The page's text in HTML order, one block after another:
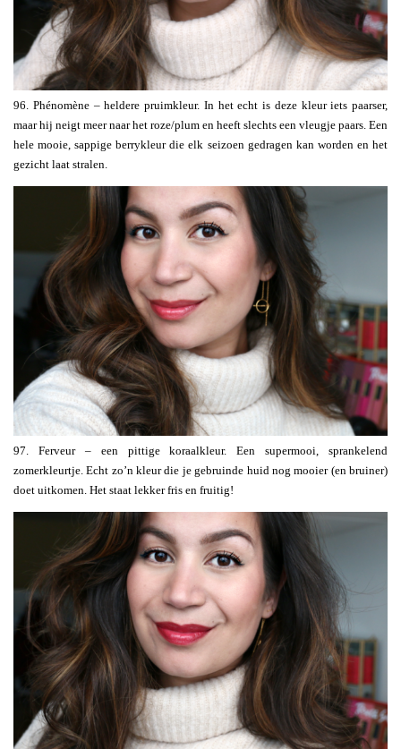
96. Phénomène – heldere pruimkleur. In het echt is deze kleur iets paarser,
maar hij neigt meer naar het roze/plum en heeft slechts een vleugje paars. Een
hele mooie, sappige berrykleur die elk seizoen gedragen kan worden en het
gezicht laat stralen.
97. Ferveur – een pittige koraalkleur. Een supermooi, sprankelend
zomerkleurtje. Echt zo’n kleur die je gebruinde huid nog mooier (en bruiner)
doet uitkomen. Het staat lekker fris en fruitig!